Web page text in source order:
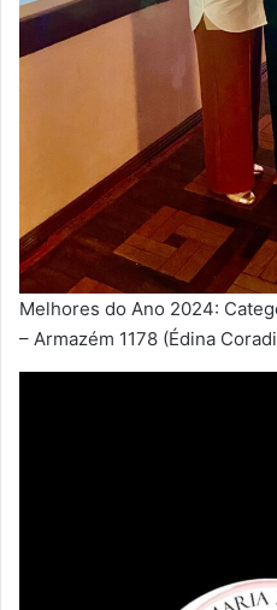
Melhores do Ano 2024:
– Armazém 1178 (Édina